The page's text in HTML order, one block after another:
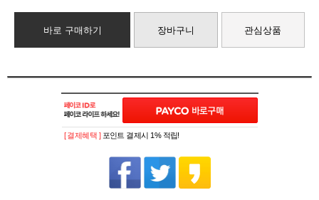
바로 구매하기 장바구니 관심상품
[ 결제혜택 ] 포인트 결제시 1% 적립!